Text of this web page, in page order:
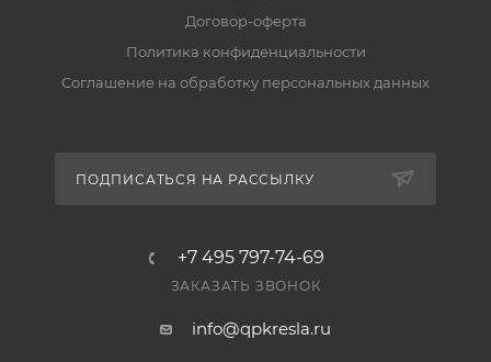
Договор-оферта
Политика конфиденциальности
Соглашение на обработку персональных данных
ПОДПИСАТЬСЯ НА РАССЫЛКУ
+7 495 797-74-69
ЗАКАЗАТЬ ЗВОНОК
info@qpkresla.ru